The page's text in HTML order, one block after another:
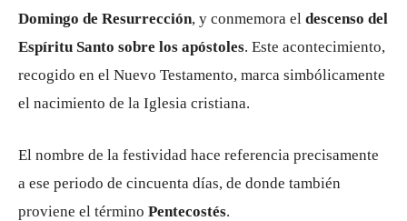
Domingo de Resurrección, y conmemora el descenso del
Espíritu Santo sobre los apóstoles. Este acontecimiento,
recogido en el Nuevo Testamento, marca simbólicamente
el nacimiento de la Iglesia cristiana.
El nombre de la festividad hace referencia precisamente
a ese periodo de cincuenta días, de donde también
proviene el término Pentecostés.